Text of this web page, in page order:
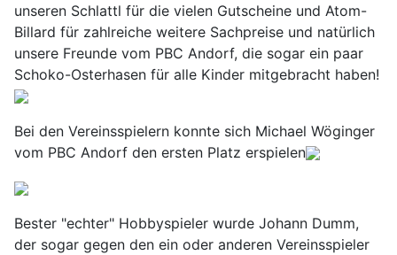
unseren Schlattl für die vielen Gutscheine und Atom-
Billard für zahlreiche weitere Sachpreise und natürlich
unsere Freunde vom PBC Andorf, die sogar ein paar
Schoko-Osterhasen für alle Kinder mitgebracht haben!
Bei den Vereinsspielern konnte sich Michael Wöginger
vom PBC Andorf den ersten Platz erspielen
Bester "echter" Hobbyspieler wurde Johann Dumm,
der sogar gegen den ein oder anderen Vereinsspieler